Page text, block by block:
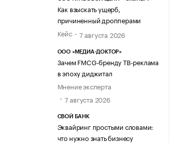
Как взыскать ущерб,
причиненный дропперами
Кейс
7 августа 2026
ООО «МЕДИА-ДОКТОР»
Зачем FMCG-бренду ТВ-реклама
в эпоху диджитал
Мнение эксперта
7 августа 2026
СВОЙ БАНК
Эквайринг простыми словами:
что нужно знать бизнесу